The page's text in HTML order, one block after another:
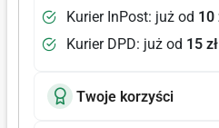
Kurier InPost: już od 10
Kurier DPD: już od 15 zł
Twoje korzyści